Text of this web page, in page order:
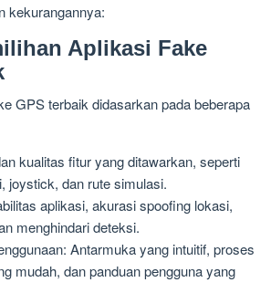
kekurangannya:
Aplikasi Fake
GPS terbaik didasarkan pada beberapa
kualitas fitur yang ditawarkan, seperti
joystick, dan rute simulasi.
aplikasi, akurasi spoofing lokasi,
menghindari deteksi.
Antarmuka yang intuitif, proses
mudah, dan panduan pengguna yang